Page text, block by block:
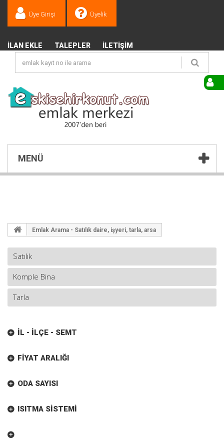
Üye Girişi Üyelik
İLAN EKLE TALEPLER İLETIŞIM
MENÜ
Emlak Arama - Satılık daire, işyeri, tarla, arsa
İL - İLÇE - SEMT
FIYAT ARALIĞI
ODA SAYISI
ISITMA SISTEMI